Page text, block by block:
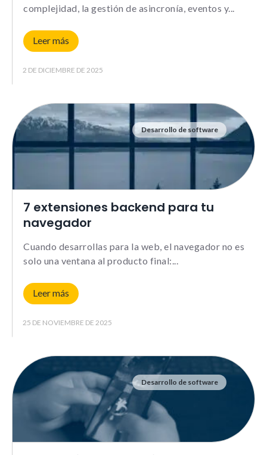
complejidad, la gestión de asincronía, eventos y
Leer más
2 DE DICIEMBRE DE 2025
Desarrollo de software
7 extensiones backend para tu
navegador
Cuando desarrollas para la web, el navegador no es
solo una ventana al producto final:
Leer más
25 DE NOVIEMBRE DE 2025
Desarrollo de software